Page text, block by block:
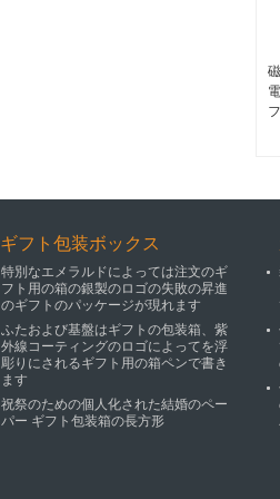
ギフト包装ボックス
特別なエメラルドによっては注文のギ
フト用の箱の銀製のロゴの失敗の昇進
のギフトのパッケージが現れます
ふたおよび基盤はギフトの包装箱、紫
外線コーティングのロゴによってを浮
彫りにされるギフト用の箱ペンで書き
ます
祝祭のための個人化された結婚のペー
パー ギフト包装箱の長方形